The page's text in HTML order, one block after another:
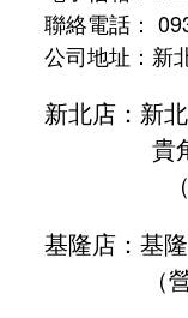
聯絡電話：
公司地址：新
新北店：新
貴角風
（營業
基隆店：基
（營業